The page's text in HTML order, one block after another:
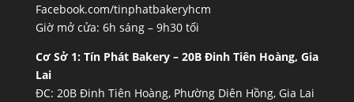
Facebook.com/tinphatbakeryhcm
Giờ mở cửa: 6h sáng – 9h30 tối
Cơ Sở 1: Tín Phát Bakery – 20B Đinh Tiên Hoàng, Gia
Lai
ĐC: 20B Đinh Tiên Hoàng, Phường Diên Hồng, Gia Lai